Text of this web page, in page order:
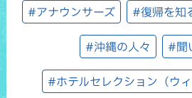
#アナウンサーズ #復帰を知
#沖縄の人々 #聞
#ホテルセレクション（ウ